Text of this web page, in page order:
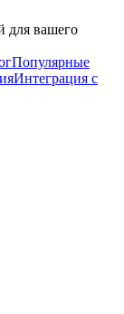
для вашего
Популярные
Интеграция с